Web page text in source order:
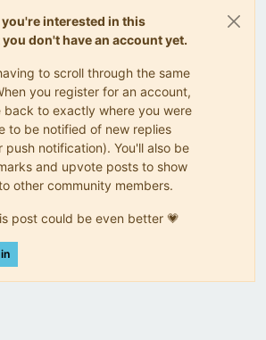
interested in this
don't have an account yet.
to scroll through the same
you register for an account,
back to exactly where you were
to be notified of new replies
push notification). You'll also be
and upvote posts to show
other community members.
post could be even better 💗